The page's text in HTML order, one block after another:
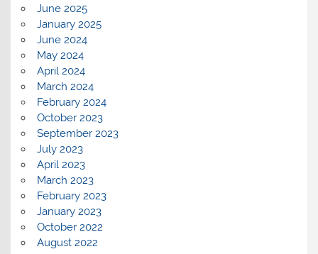
June 2025
January 2025
June 2024
May 2024
April 2024
March 2024
February 2024
October 2023
September 2023
July 2023
April 2023
March 2023
February 2023
January 2023
October 2022
August 2022